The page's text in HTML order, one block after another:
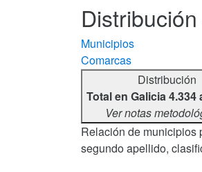
Municipios
Comarcas
Distribución
Total en Galicia
Ver notas
Relación de municipios
segundo apellido,